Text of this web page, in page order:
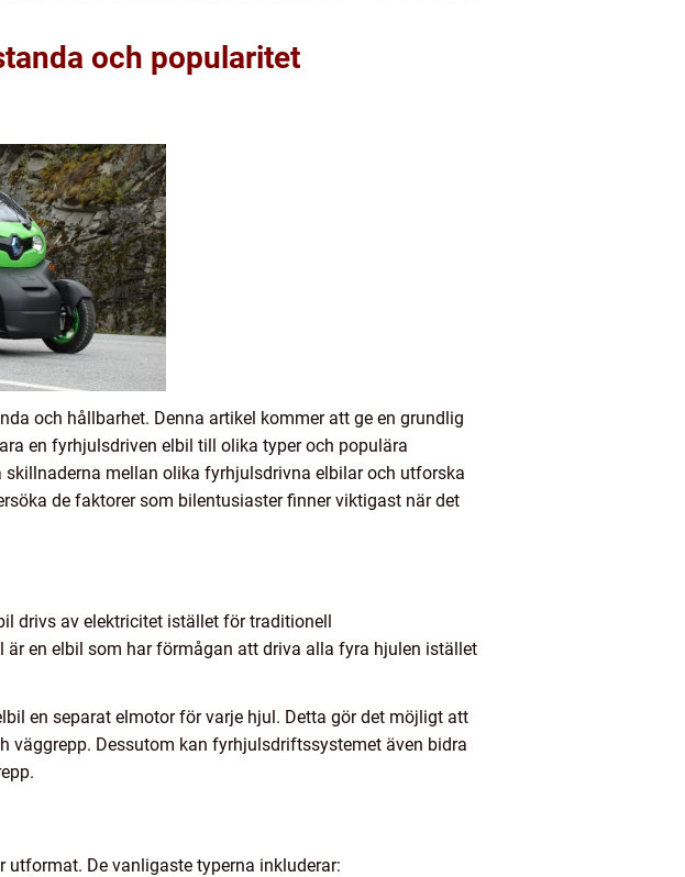
och popularitet
och hållbarhet. Denna artikel kommer att ge en grundlig
en fyrhjulsdriven elbil till olika typer och populära
mellan olika fyrhjulsdrivna elbilar och utforska
de faktorer som bilentusiaster finner viktigast när det
drivs av elektricitet istället för traditionell
en elbil som har förmågan att driva alla fyra hjulen istället
en separat elmotor för varje hjul. Detta gör det möjligt att
Dessutom kan fyrhjulsdriftssystemet även bidra
De vanligaste typerna inkluderar: